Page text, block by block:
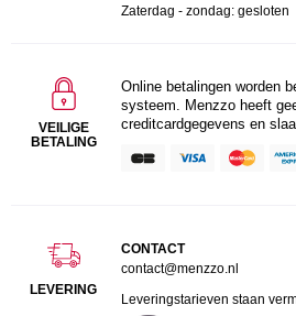
Zaterdag - zondag: gesloten
VEILIGE
BETALING
Online betalingen worden
systeem. Menzzo heeft
creditcardgegevens en
LEVERING
CONTACT
contact@menzzo.nl
Leveringstarieven staan